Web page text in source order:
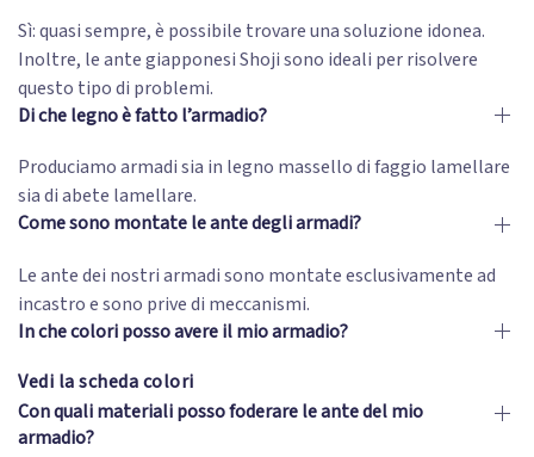
Sì: quasi sempre, è possibile trovare una soluzione idonea.
Inoltre, le ante giapponesi Shoji sono ideali per risolvere
questo tipo di problemi.
Di che legno è fatto l’armadio?
Produciamo armadi sia in legno massello di faggio lamellare
sia di abete lamellare.
Come sono montate le ante degli armadi?
Le ante dei nostri armadi sono montate esclusivamente ad
incastro e sono prive di meccanismi.
In che colori posso avere il mio armadio?
Vedi la scheda colori
Con quali materiali posso foderare le ante del mio
armadio?